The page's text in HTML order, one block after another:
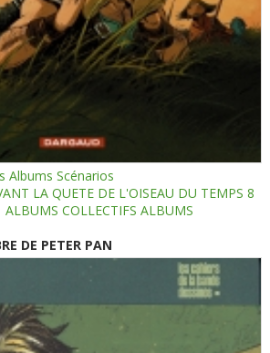
Albums Scénarios
LA QUETE DE L'OISEAU DU TEMPS 8
ALBUMS COLLECTIFS ALBUMS
DE PETER PAN